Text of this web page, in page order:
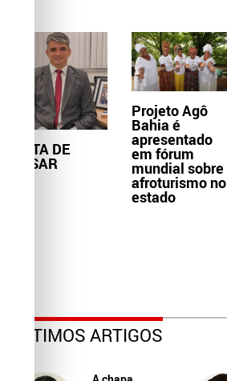
NOTA DE
PESAR
Projeto Agô
Bahia é
apresentado
em fórum
mundial sobre
afroturismo no
estado
ÚLTIMOS ARTIGOS